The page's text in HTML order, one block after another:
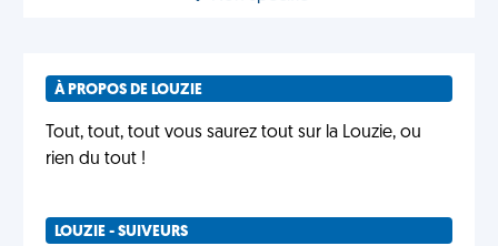
À PROPOS DE LOUZIE
Tout, tout, tout vous saurez tout sur la Louzie, ou
rien du tout !
LOUZIE - SUIVEURS